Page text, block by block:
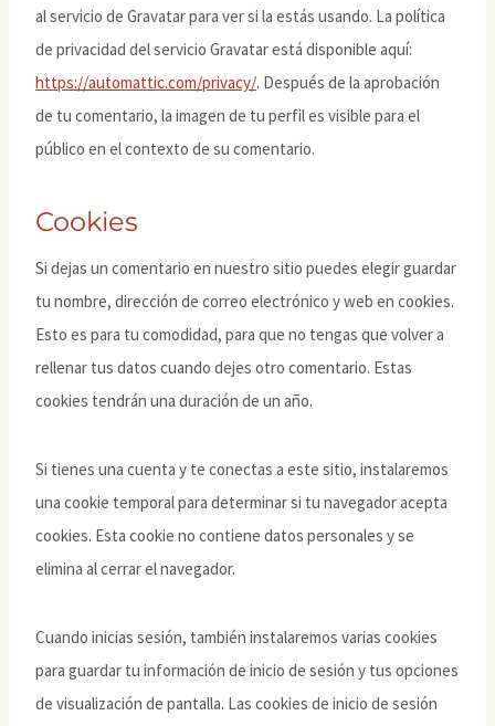
al servicio de Gravatar para ver si la estás usando. La política
de privacidad del servicio Gravatar está disponible aquí:
https://automattic.com/privacy/. Después de la aprobación
de tu comentario, la imagen de tu perfil es visible para el
público en el contexto de su comentario.
Cookies
Si dejas un comentario en nuestro sitio puedes elegir guardar
tu nombre, dirección de correo electrónico y web en cookies.
Esto es para tu comodidad, para que no tengas que volver a
rellenar tus datos cuando dejes otro comentario. Estas
cookies tendrán una duración de un año.
Si tienes una cuenta y te conectas a este sitio, instalaremos
una cookie temporal para determinar si tu navegador acepta
cookies. Esta cookie no contiene datos personales y se
elimina al cerrar el navegador.
Cuando inicias sesión, también instalaremos varias cookies
para guardar tu información de inicio de sesión y tus opciones
de visualización de pantalla. Las cookies de inicio de sesión